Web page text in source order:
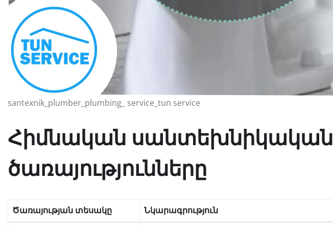
santexnik_plumber_plumbing_ service_tun service
Հիմնական սանտեխնիկական
ծառայությունները
Ծառայության տեսակը Նկարագրություն